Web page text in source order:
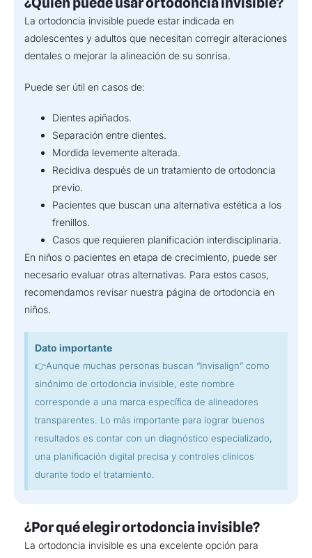
La ortodoncia invisible puede estar indicada en
adolescentes y adultos que necesitan corregir alteraciones
dentales o mejorar la alineación de su sonrisa.
Puede ser útil en casos de:
Dientes apiñados.
Separación entre dientes.
Mordida levemente alterada.
Recidiva después de un tratamiento de ortodoncia
previo.
Pacientes que buscan una alternativa estética a los
frenillos.
Casos que requieren planificación interdisciplinaria.
En niños o pacientes en etapa de crecimiento, puede ser
necesario evaluar otras alternativas. Para estos casos,
recomendamos revisar nuestra página de ortodoncia en
niños.
Dato importante
👉Aunque muchas personas buscan “Invisalign” como
sinónimo de ortodoncia invisible, este nombre
corresponde a una marca específica de alineadores
transparentes. Lo más importante para lograr buenos
resultados es contar con un diagnóstico especializado,
una planificación digital precisa y controles clínicos
durante todo el tratamiento.
¿Por qué elegir ortodoncia invisible?
La ortodoncia invisible es una excelente opción para